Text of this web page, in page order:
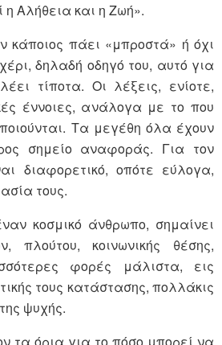
η Αλήθεια και η Ζωή».
πάει «μπροστά» ή όχι
δηλαδή οδηγό του, αυτό για
τίποτα. Οι λέξεις, ενίοτε,
έννοιες, ανάλογα με το που
Τα μεγέθη όλα έχουν
σημείο αναφοράς. Για τον
διαφορετικό, οπότε εύλογα,
τους.
κοσμικό άνθρωπο, σημαίνει
πλούτου, κοινωνικής θέσης,
φορές μάλιστα, εις
τους κατάστασης, πολλάκις
ψυχής.